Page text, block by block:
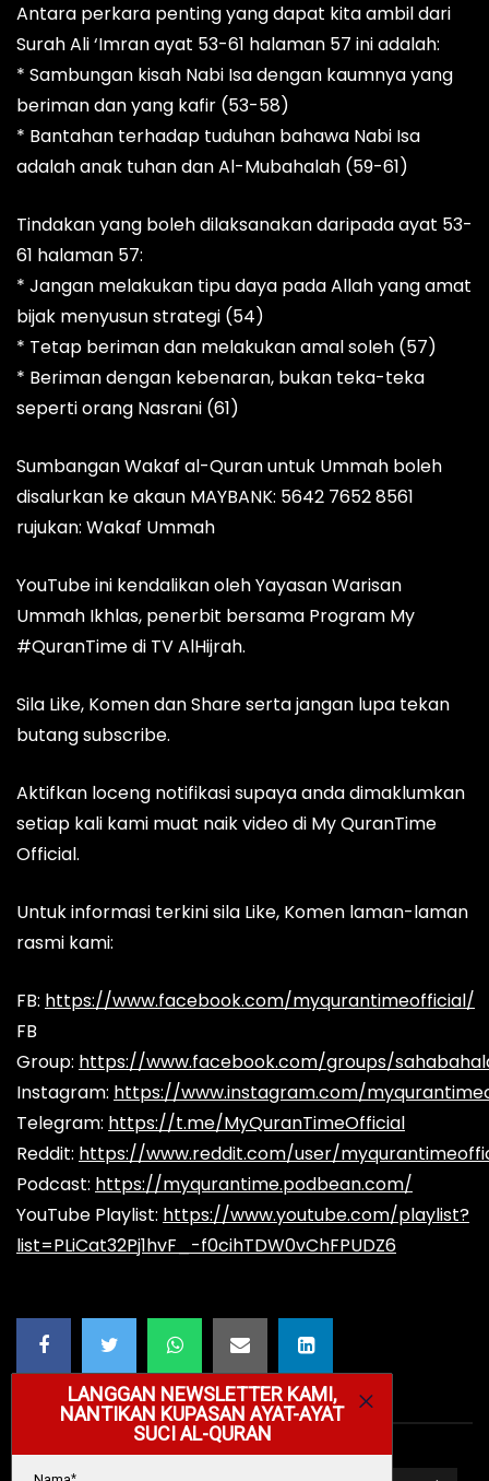
Antara perkara penting yang dapat kita ambil dari
Surah Ali ‘Imran ayat 53-61 halaman 57 ini adalah:
* Sambungan kisah Nabi Isa dengan kaumnya yang
beriman dan yang kafir (53-58)
* Bantahan terhadap tuduhan bahawa Nabi Isa
adalah anak tuhan dan Al-Mubahalah (59-61)
Tindakan yang boleh dilaksanakan daripada ayat 53-
61 halaman 57:
* Jangan melakukan tipu daya pada Allah yang amat
bijak menyusun strategi (54)
* Tetap beriman dan melakukan amal soleh (57)
* Beriman dengan kebenaran, bukan teka-teka
seperti orang Nasrani (61)
Sumbangan Wakaf al-Quran untuk Ummah boleh
disalurkan ke akaun MAYBANK: 5642 7652 8561
rujukan: Wakaf Ummah
YouTube ini kendalikan oleh Yayasan Warisan
Ummah Ikhlas, penerbit bersama Program My
#QuranTime di TV AlHijrah.
Sila Like, Komen dan Share serta jangan lupa tekan
butang subscribe.
Aktifkan loceng notifikasi supaya anda dimaklumkan
setiap kali kami muat naik video di My QuranTime
Official.
Untuk informasi terkini sila Like, Komen laman-laman
rasmi kami:
FB: https://www.facebook.com/myqurantimeofficial/
FB
Group: https://www.facebook.com/groups/
Instagram: https://www.instagram.com/
Telegram: https://t.me/MyQuranTimeOfficial
Reddit: https://www.reddit.com/user/
Podcast: https://myqurantime.podbean.com/
YouTube Playlist: https://www.youtube.com/playlist?
list=PLiCat32Pj1hvF_-f0cihTDW0vChFPUDZ6